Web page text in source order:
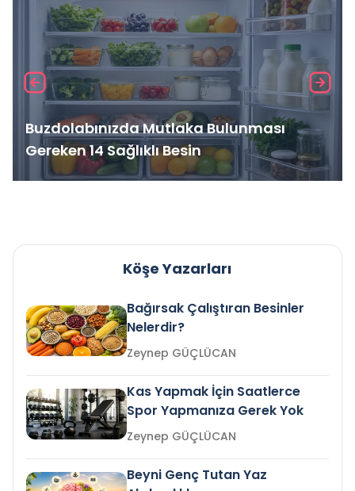
Buzdolabınızda Mutlaka Bulunması
Gereken 14 Sağlıklı Besin
Köşe Yazarları
Bağırsak Çalıştıran Besinler
Nelerdir?
Zeynep GÜÇLÜCAN
Kas Yapmak İçin Saatlerce
Spor Yapmanıza Gerek Yok
Zeynep GÜÇLÜCAN
Beyni Genç Tutan Yaz